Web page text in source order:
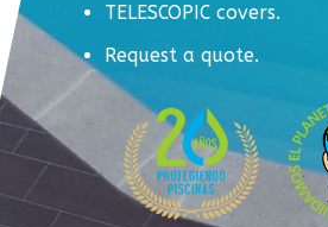
TELESCOPIC covers.
Request a quote.